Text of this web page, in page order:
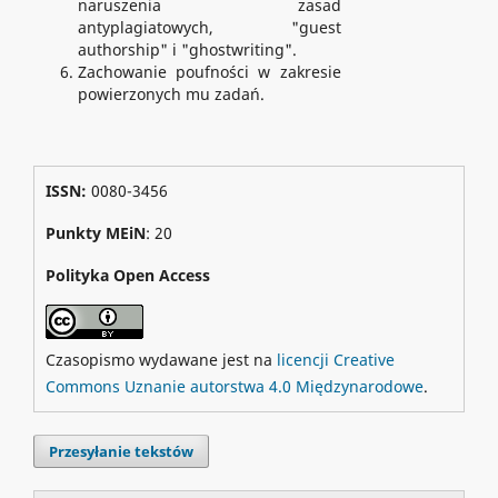
naruszenia zasad
antyplagiatowych, "guest
authorship" i "ghostwriting".
Zachowanie poufności w zakresie
powierzonych mu zadań.
ISSN: 0080-3456
Punkty MEiN: 20
Polityka Open Access
Czasopismo wydawane jest na licencji Creative
Commons Uznanie autorstwa 4.0 Międzynarodowe.
Przesyłanie tekstów